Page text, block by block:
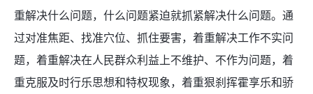
重解决什么问题，什么问题紧迫就抓紧解决什么问题。通
过对准焦距、找准穴位、抓住要害，着重解决工作不实问
题，着重解决在人民群众利益上不维护、不作为问题，着
重克服及时行乐思想和特权现象，着重狠刹挥霍享乐和骄